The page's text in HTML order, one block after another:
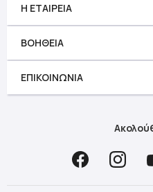
Η ΕΤΑΙΡΕΊΑ
ΒΟΉΘΕΙΑ
ΕΠΙΚΟΙΝΩΝΊΑ